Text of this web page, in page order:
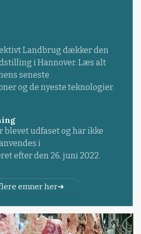
Landbrug dækker den
i Hannover. Læs alt
seneste
og de nyeste teknologier.
blevet udfaset og har ikke
i
efter den 26. juni 2022.
emner her